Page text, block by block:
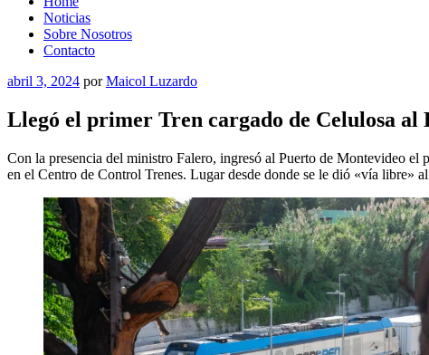
Noticias
Sobre Nosotros
Contacto
Publicado
abril 3, 2024 porMaicol Luzardo
Llegó el primer Tren cargado de Celulosa al
Con la presencia del ministro Falero, ingresó al Puerto de Montevideo
en el Centro de Control Trenes. Lugar desde donde se le dió «vía libre»